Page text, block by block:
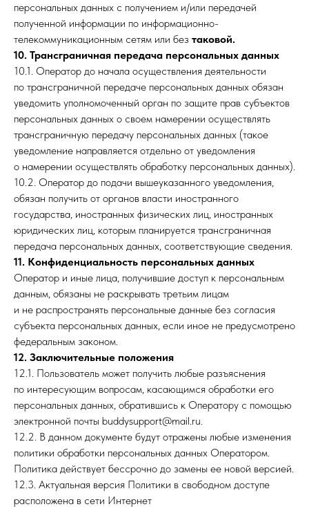
персональных данных с получением и/или передачей
полученной информации по информационно-
телекоммуникационным сетям или без таковой.
10. Трансграничная передача персональных данных
10.1. Оператор до начала осуществления деятельности
по трансграничной передаче персональных данных обязан
уведомить уполномоченный орган по защите прав субъектов
персональных данных о своем намерении осуществлять
трансграничную передачу персональных данных (такое
уведомление направляется отдельно от уведомления
о намерении осуществлять обработку персональных данных).
10.2. Оператор до подачи вышеуказанного уведомления,
обязан получить от органов власти иностранного
государства, иностранных физических лиц, иностранных
юридических лиц, которым планируется трансграничная
передача персональных данных, соответствующие сведения.
11. Конфиденциальность персональных данных
Оператор и иные лица, получившие доступ к персональным
данным, обязаны не раскрывать третьим лицам
и не распространять персональные данные без согласия
субъекта персональных данных, если иное не предусмотрено
федеральным законом.
12. Заключительные положения
12.1. Пользователь может получить любые разъяснения
по интересующим вопросам, касающимся обработки его
персональных данных, обратившись к Оператору с помощью
электронной почты buddysupport@mail.ru.
12.2. В данном документе будут отражены любые изменения
политики обработки персональных данных Оператором.
Политика действует бессрочно до замены ее новой версией.
12.3. Актуальная версия Политики в свободном доступе
расположена в сети Интернет